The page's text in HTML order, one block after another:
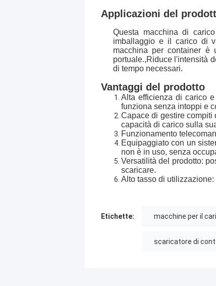
Applicazioni del
Questa macchina di
imballaggio e il carico di
macchina per container è
portuale.,Riduce l'intensità
di tempo necessari.
Vantaggi del prodotto
Alta efficienza di carico
funziona senza intoppi e
Capace di gestire
capacità di carico sulla
Funzionamento
Equipaggiato con un
non è in uso, senza
Versatilità del prodotto:
scaricare.
Alto tasso di
Etichette: macchine per il
scaricatore di